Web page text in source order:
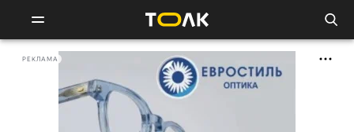
РЕКЛАМА